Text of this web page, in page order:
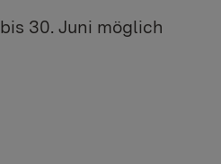
30. Juni möglich